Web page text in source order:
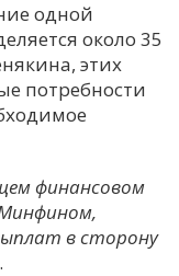
одной
около 35
этих
потребности
финансовом
в сторону